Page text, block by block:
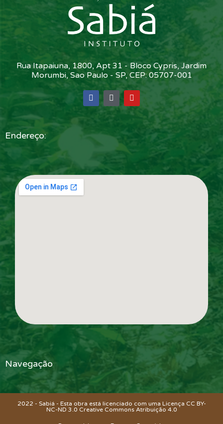
Rua Itapaiuna, 1800, Apt 31 - Bloco Cypris, Jardim
Morumbi, Sao Paulo - SP, CEP: 05707-001
Endereço:
Navegação
2022 - Sabiá - Esta obra está licenciado com uma Licença CC BY-
NC-ND 3.0 Creative Commons Atribuição 4.0